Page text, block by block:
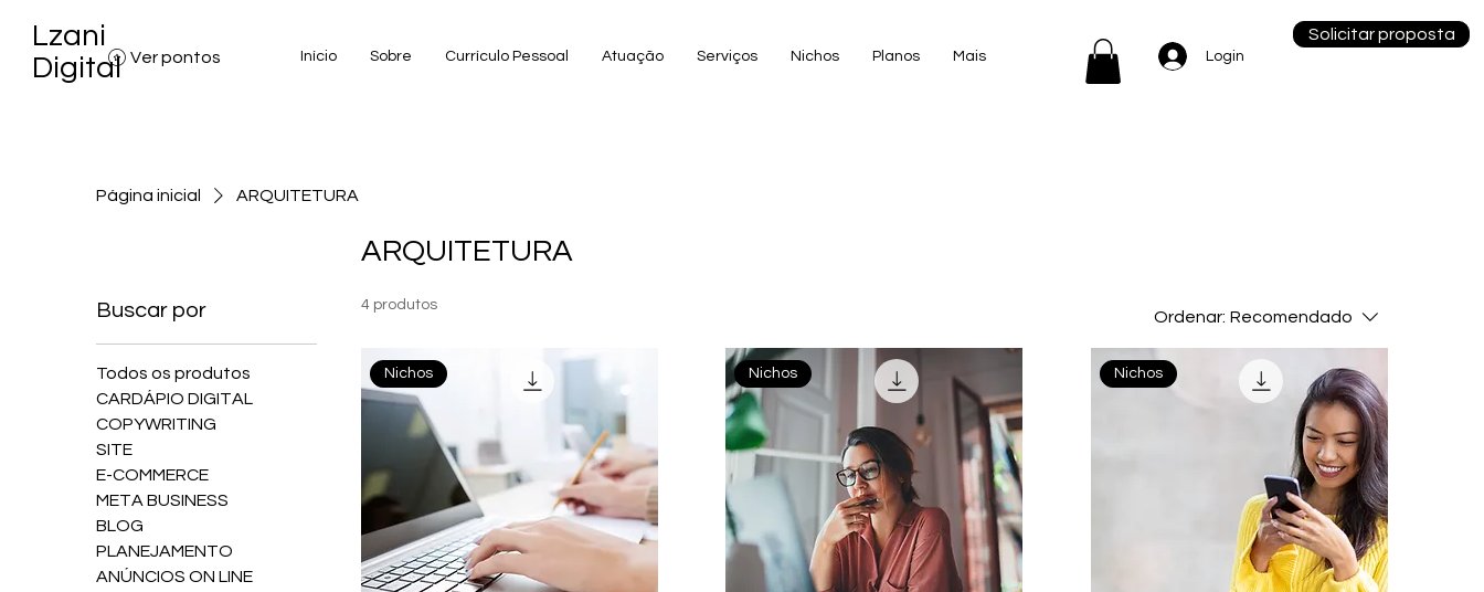
Lzani
Digital
Início Sobre Currículo Pessoal Atuação Serviços Nichos Planos Mais Login
Solicitar proposta
Ver pontos
Página inicial ARQUITETURA
ARQUITETURA
Buscar por
Todos os produtos
CARDÁPIO DIGITAL
COPYWRITING
SITE
E-COMMERCE
META BUSINESS
BLOG
PLANEJAMENTO
ANÚNCIOS ON LINE
4 produtos
Ordenar: Recomendado
Nichos Nichos Nichos